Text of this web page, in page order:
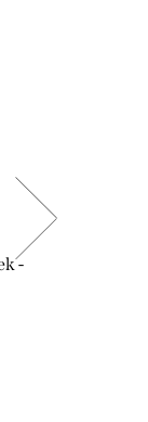
-